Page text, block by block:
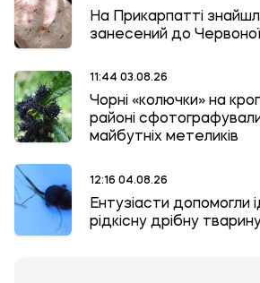
На Прикарпатті
занесений до Червоної
11:44 03.08.26
Чорні «колючки» на
районі
майбутніх метеликів
12:16 04.08.26
Ентузіасти допомогли
рідкісну дрібну